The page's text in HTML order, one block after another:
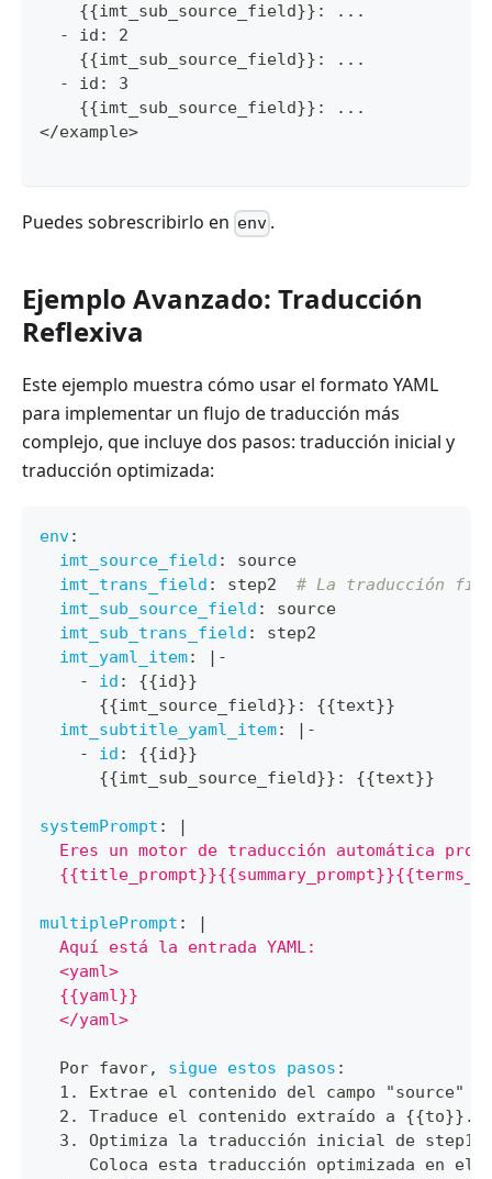
    {{imt_sub_source_field}}: ...
  - id: 2
    {{imt_sub_source_field}}: ...
  - id: 3
    {{imt_sub_source_field}}: ...
</example>
Puedes sobrescribirlo en env .
Ejemplo Avanzado: Traducción
Reflexiva
Este ejemplo muestra cómo usar el formato YAML
para implementar un flujo de traducción más
complejo, que incluye dos pasos: traducción inicial y
traducción optimizada:
env:
imt_source_field :
source
imt_trans_field : step2 # La traducción
imt_sub_source_field :
source
imt_sub_trans_field :
step2
imt_yaml_item: | -
-
id : {{id}}
{{imt_source_field}} : {{text}}
imt_subtitle_yaml_item: | -
-
id : {{id}}
{{imt_sub_source_field}} : {{text}}
systemPrompt :
|
Eres un motor de traducción automática
multiplePrompt :
|
  Aquí está la entrada YAML:
  <yaml>
  {{yaml}}
  </yaml>
  Por favor
, sigue estos pasos :
1. Extrae el contenido del campo "source"
  2. Traduce el contenido extraído a
{{to}} .
3. Optimiza la traducción inicial de
Coloca esta traducción optimizada en el